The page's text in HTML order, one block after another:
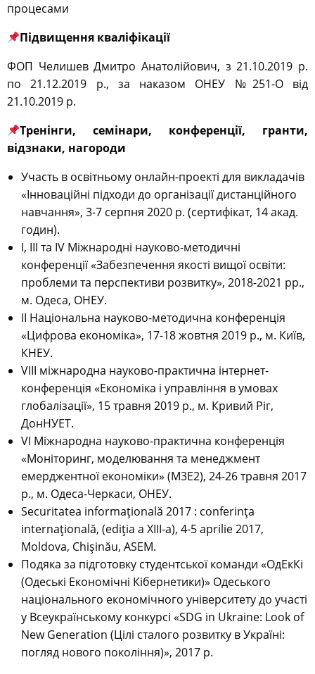
процесами
Підвищення кваліфікації
ФОП Челишев Дмитро Анатолійович, з 21.10.2019 р.
по 21.12.2019 р., за наказом ОНЕУ №251-О від
21.10.2019 р.
Тренінги, семінари, конференції, гранти,
відзнаки, нагороди
Участь в освітньому онлайн-проекті для викладачів
«Інноваційні підходи до організації дистанційного
навчання», 3-7 серпня 2020 р. (сертифікат, 14 акад.
годин).
I, III та IV Міжнародні науково-методичні
конференції «Забезпечення якості вищої освіти:
проблеми та перспективи розвитку», 2018-2021 рр.,
м. Одеса, ОНЕУ.
ІІ Національна науково-методична конференція
«Цифрова економіка», 17-18 жовтня 2019 р., м. Київ,
КНЕУ.
VІІІ міжнародна науково-практична інтернет-
конференція «Економіка і управління в умовах
глобалізації», 15 травня 2019 р., м. Кривий Ріг,
ДонНУЕТ.
VI Міжнародна науково-практична конференція
«Моніторинг, моделювання та менеджмент
емерджентної економіки» (М3Е2), 24-26 травня 2017
р., м. Одеса-Черкаси, ОНЕУ.
Securitatea informaţională 2017 : conferinţa
internaţională, (ediţia a XIII-a), 4-5 aprilie 2017,
Moldova, Chişinău, ASEM.
Подяка за підготовку студентської команди «ОдЕкКі
(Одеські Економічні Кібернетики)» Одеського
національного економічного університету до участі
у Всеукраїнському конкурсі «SDG in Ukraine: Look of
New Generation (Цілі сталого розвитку в Україні:
погляд нового покоління)», 2017 р.